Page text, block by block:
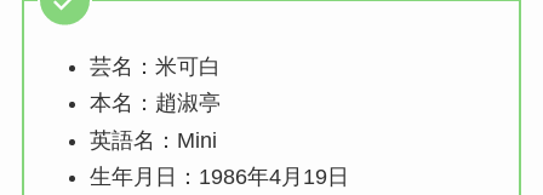
芸名：米可白
本名：趙淑亭
英語名：Mini
生年月日：1986年4月19日